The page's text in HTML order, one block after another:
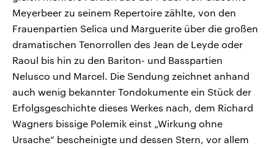
Meyerbeer zu seinem Repertoire zählte, von den
Frauenpartien Selica und Marguerite über die großen
dramatischen Tenorrollen des Jean de Leyde oder
Raoul bis hin zu den Bariton- und Basspartien
Nelusco und Marcel. Die Sendung zeichnet anhand
auch wenig bekannter Tondokumente ein Stück der
Erfolgsgeschichte dieses Werkes nach, dem Richard
Wagners bissige Polemik einst „Wirkung ohne
Ursache“ bescheinigte und dessen Stern, vor allem